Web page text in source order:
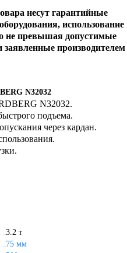
несут гарантийные
использование
не превышая допустимые
заявленные производителем
N32032
N32032.
подъема.
через кардан.
3.2 т
75 мм